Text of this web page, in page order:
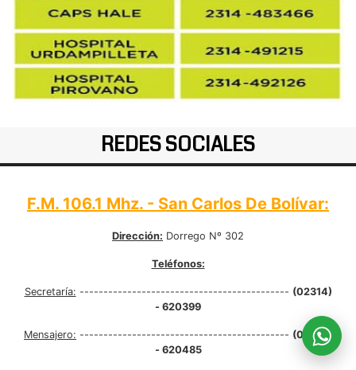
REDES SOCIALES
F.M. 106.1 Mhz. - San Carlos De Bolívar:
Dirección: Dorrego Nº 302
Teléfonos:
Secretaría: -------------------------------------------- (02314)
- 620399
Mensajero: -------------------------------------------- (02314)
- 620485